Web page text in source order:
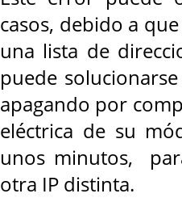
casos, debido a
una lista de
puede
apagando por
eléctrica de su
unos minutos,
otra IP distinta.